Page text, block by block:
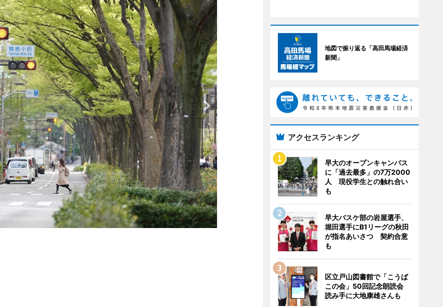
地図で振り返る「高田馬場経済
新聞」
アクセスランキング
早大のオープンキャンパス
に「過去最多」の7万2000
人 現役学生との触れ合い
も
早大バスケ部の岩屋選手、
堀田選手にB1リーグの秋田
が指名あいさつ 契約合意
も
区立戸山図書館で「こうば
この会」50回記念朗読会
読み手に大地康雄さんも